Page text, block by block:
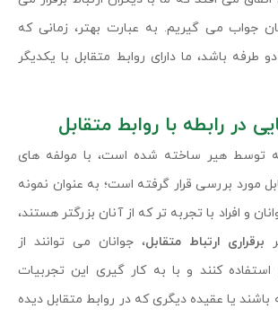
جواب می گیریم. به عبارت بهتر، زمانی که
دو طرفه باشد، ما دارای روابط متقابل با یکدیگر
در رابطه با روابط متقابل
توسط هیر ساخته شده است، با مولفه های
مورد بررسی قرار گرفته است؛ به عنوان نمونه
و افراد با تجربه تر که از آنان بزرگتر هستند،
برقراری ارتباط متقابل، جوانان می توانند از
استفاده کنند و با به کار گیری این تجربیات
باشند یا عقیده دیگری که در روابط متقابل دیده